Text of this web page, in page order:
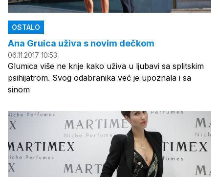
OSTALO
Ana Gruica uživa s novim dečkom
06.11.2017 10:53
Glumica više ne krije kako uživa u ljubavi sa splitskim
psihijatrom. Svog odabranika već je upoznala i sa
sinom